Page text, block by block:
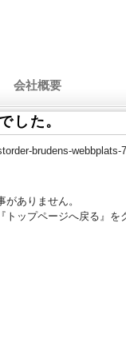
会社概要
した。
brudens-webbplats-
ありません。
ップページへ戻る』を